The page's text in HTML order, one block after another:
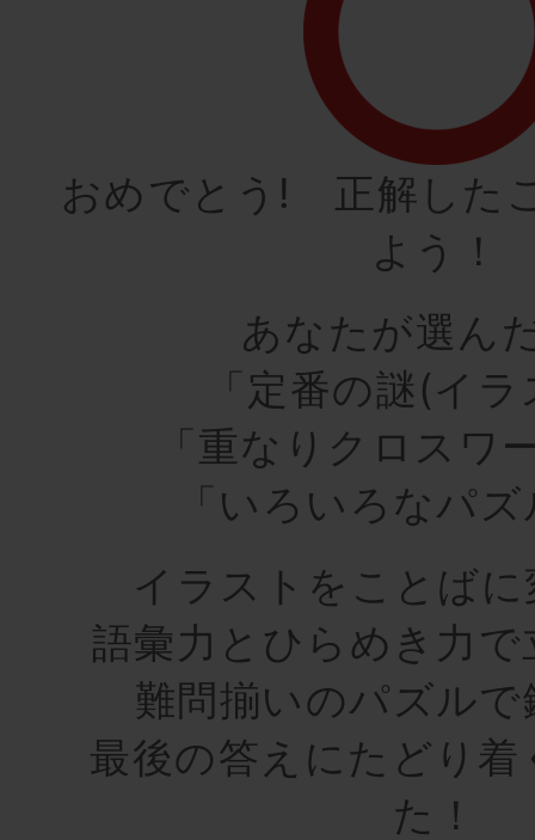
おめでとう! 正解した
よう！
あなたが選ん
「定番の謎(イ
「重なりクロスワ
「いろいろなパ
イラストをことば
語彙力とひらめき力
難問揃いのパズル
最後の答えにたどり
た！